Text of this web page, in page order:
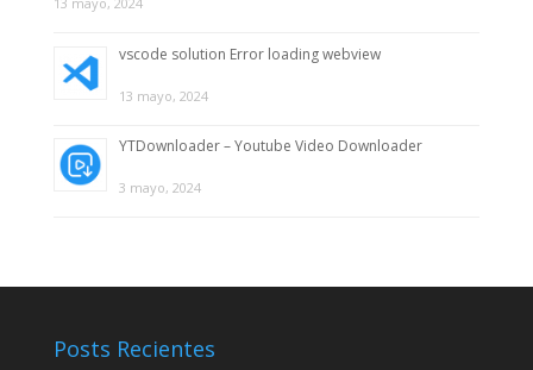
vscode solution Error loading webview
13 mayo, 2024
YTDownloader – Youtube Video Downloader
3 mayo, 2024
Posts Recientes